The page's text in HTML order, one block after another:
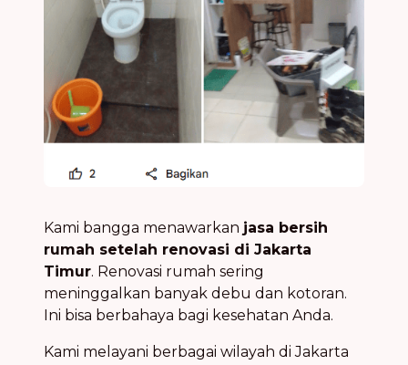
Kami bangga menawarkan jasa bersih
rumah setelah renovasi di Jakarta
Timur. Renovasi rumah sering
meninggalkan banyak debu dan kotoran.
Ini bisa berbahaya bagi kesehatan Anda.
Kami melayani berbagai wilayah di Jakarta